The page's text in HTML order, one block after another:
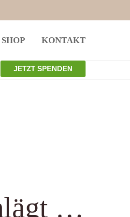
SHOP KONTAKT
JETZT SPENDEN
…